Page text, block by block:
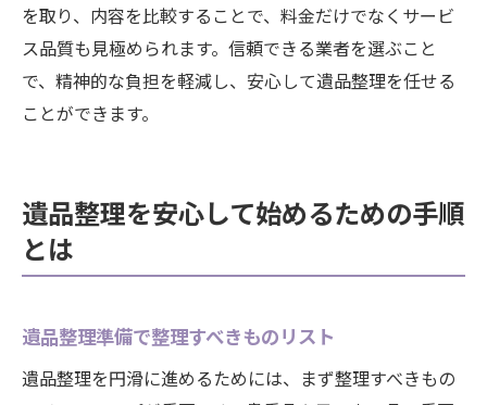
を取り、内容を比較することで、料金だけでなくサービ
ス品質も見極められます。信頼できる業者を選ぶこと
で、精神的な負担を軽減し、安心して遺品整理を任せる
ことができます。
遺品整理を安心して始めるための手順
とは
遺品整理準備で整理すべきものリスト
遺品整理を円滑に進めるためには、まず整理すべきもの